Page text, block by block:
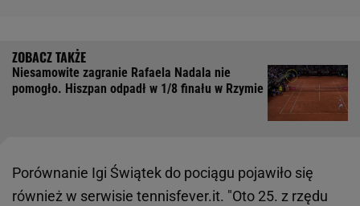
Niesamowite zagranie Rafaela Nadala nie
pomogło. Hiszpan odpadł w 1/8 finału w Rzymie
Porównanie Igi Świątek do pociągu pojawiło się
również w serwisie tennisfever.it. "Oto 25. z rzędu